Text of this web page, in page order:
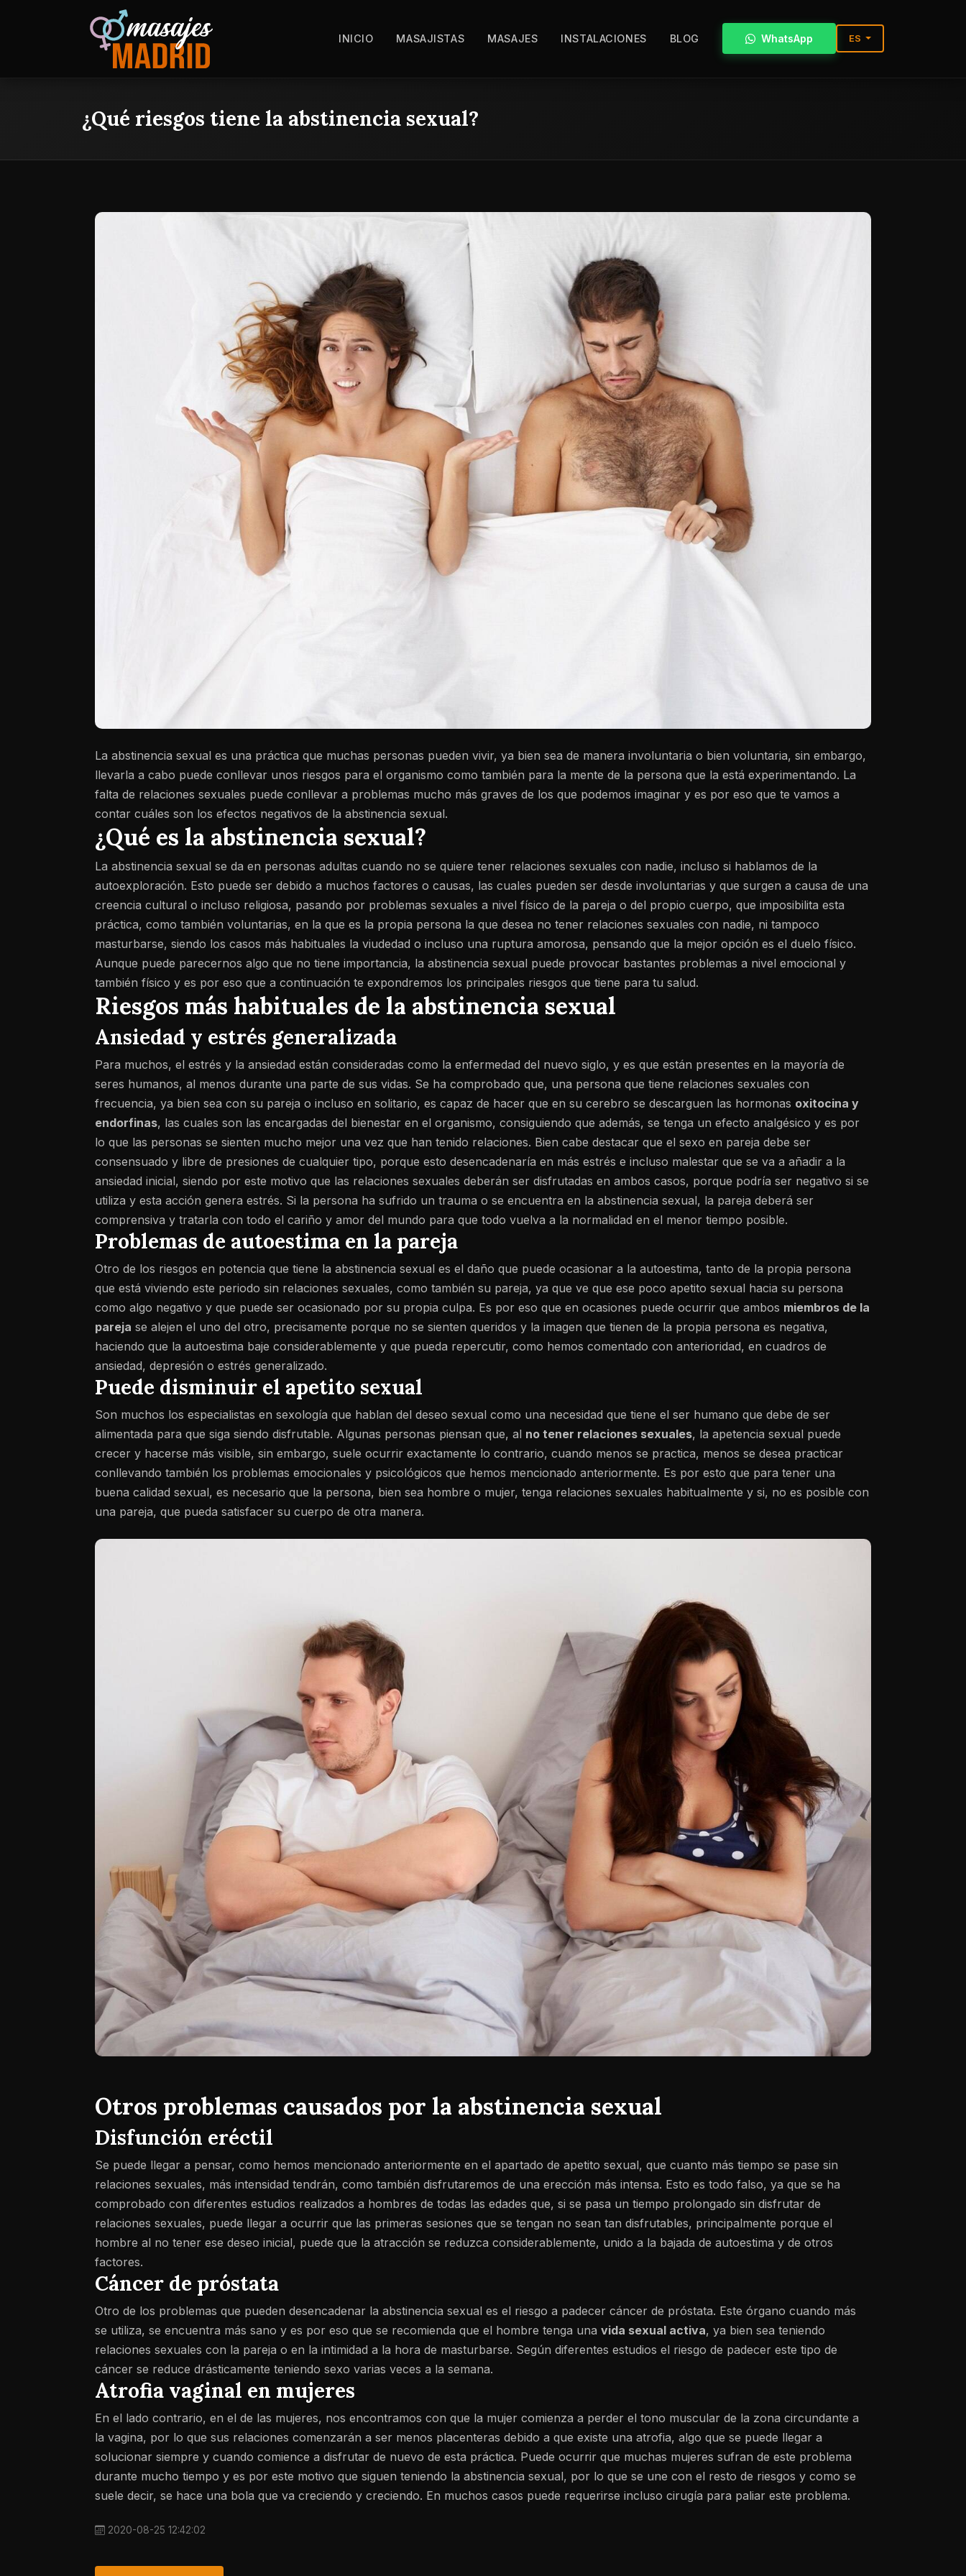
INICIO MASAJISTAS MASAJES INSTALACIONES BLOG WhatsApp ES
¿Qué riesgos tiene la abstinencia sexual?
La abstinencia sexual es una práctica que muchas personas pueden vivir, ya bien sea de manera involuntaria o bien voluntaria, sin embargo,
llevarla a cabo puede conllevar unos riesgos para el organismo como también para la mente de la persona que la está experimentando. La
falta de relaciones sexuales puede conllevar a problemas mucho más graves de los que podemos imaginar y es por eso que te vamos a
contar cuáles son los efectos negativos de la abstinencia sexual.
¿Qué es la abstinencia sexual?
La abstinencia sexual se da en personas adultas cuando no se quiere tener relaciones sexuales con nadie, incluso si hablamos de la
autoexploración. Esto puede ser debido a muchos factores o causas, las cuales pueden ser desde involuntarias y que surgen a causa de una
creencia cultural o incluso religiosa, pasando por problemas sexuales a nivel físico de la pareja o del propio cuerpo, que imposibilita esta
práctica, como también voluntarias, en la que es la propia persona la que desea no tener relaciones sexuales con nadie, ni tampoco
masturbarse, siendo los casos más habituales la viudedad o incluso una ruptura amorosa, pensando que la mejor opción es el duelo físico.
Aunque puede parecernos algo que no tiene importancia, la abstinencia sexual puede provocar bastantes problemas a nivel emocional y
también físico y es por eso que a continuación te expondremos los principales riesgos que tiene para tu salud.
Riesgos más habituales de la abstinencia sexual
Ansiedad y estrés generalizada
Para muchos, el estrés y la ansiedad están consideradas como la enfermedad del nuevo siglo, y es que están presentes en la mayoría de
seres humanos, al menos durante una parte de sus vidas. Se ha comprobado que, una persona que tiene relaciones sexuales con
frecuencia, ya bien sea con su pareja o incluso en solitario, es capaz de hacer que en su cerebro se descarguen las hormonas oxitocina y
endorfinas, las cuales son las encargadas del bienestar en el organismo, consiguiendo que además, se tenga un efecto analgésico y es por
lo que las personas se sienten mucho mejor una vez que han tenido relaciones. Bien cabe destacar que el sexo en pareja debe ser
consensuado y libre de presiones de cualquier tipo, porque esto desencadenaría en más estrés e incluso malestar que se va a añadir a la
ansiedad inicial, siendo por este motivo que las relaciones sexuales deberán ser disfrutadas en ambos casos, porque podría ser negativo si se
utiliza y esta acción genera estrés. Si la persona ha sufrido un trauma o se encuentra en la abstinencia sexual, la pareja deberá ser
comprensiva y tratarla con todo el cariño y amor del mundo para que todo vuelva a la normalidad en el menor tiempo posible.
Problemas de autoestima en la pareja
Otro de los riesgos en potencia que tiene la abstinencia sexual es el daño que puede ocasionar a la autoestima, tanto de la propia persona
que está viviendo este periodo sin relaciones sexuales, como también su pareja, ya que ve que ese poco apetito sexual hacia su persona
como algo negativo y que puede ser ocasionado por su propia culpa. Es por eso que en ocasiones puede ocurrir que ambos miembros de la
pareja se alejen el uno del otro, precisamente porque no se sienten queridos y la imagen que tienen de la propia persona es negativa,
haciendo que la autoestima baje considerablemente y que pueda repercutir, como hemos comentado con anterioridad, en cuadros de
ansiedad, depresión o estrés generalizado.
Puede disminuir el apetito sexual
Son muchos los especialistas en sexología que hablan del deseo sexual como una necesidad que tiene el ser humano que debe de ser
alimentada para que siga siendo disfrutable. Algunas personas piensan que, al no tener relaciones sexuales, la apetencia sexual puede
crecer y hacerse más visible, sin embargo, suele ocurrir exactamente lo contrario, cuando menos se practica, menos se desea practicar
conllevando también los problemas emocionales y psicológicos que hemos mencionado anteriormente. Es por esto que para tener una
buena calidad sexual, es necesario que la persona, bien sea hombre o mujer, tenga relaciones sexuales habitualmente y si, no es posible con
una pareja, que pueda satisfacer su cuerpo de otra manera.
Otros problemas causados por la abstinencia sexual
Disfunción eréctil
Se puede llegar a pensar, como hemos mencionado anteriormente en el apartado de apetito sexual, que cuanto más tiempo se pase sin
relaciones sexuales, más intensidad tendrán, como también disfrutaremos de una erección más intensa. Esto es todo falso, ya que se ha
comprobado con diferentes estudios realizados a hombres de todas las edades que, si se pasa un tiempo prolongado sin disfrutar de
relaciones sexuales, puede llegar a ocurrir que las primeras sesiones que se tengan no sean tan disfrutables, principalmente porque el
hombre al no tener ese deseo inicial, puede que la atracción se reduzca considerablemente, unido a la bajada de autoestima y de otros
factores.
Cáncer de próstata
Otro de los problemas que pueden desencadenar la abstinencia sexual es el riesgo a padecer cáncer de próstata. Este órgano cuando más
se utiliza, se encuentra más sano y es por eso que se recomienda que el hombre tenga una vida sexual activa, ya bien sea teniendo
relaciones sexuales con la pareja o en la intimidad a la hora de masturbarse. Según diferentes estudios el riesgo de padecer este tipo de
cáncer se reduce drásticamente teniendo sexo varias veces a la semana.
Atrofia vaginal en mujeres
En el lado contrario, en el de las mujeres, nos encontramos con que la mujer comienza a perder el tono muscular de la zona circundante a
la vagina, por lo que sus relaciones comenzarán a ser menos placenteras debido a que existe una atrofia, algo que se puede llegar a
solucionar siempre y cuando comience a disfrutar de nuevo de esta práctica. Puede ocurrir que muchas mujeres sufran de este problema
durante mucho tiempo y es por este motivo que siguen teniendo la abstinencia sexual, por lo que se une con el resto de riesgos y como se
suele decir, se hace una bola que va creciendo y creciendo. En muchos casos puede requerirse incluso cirugía para paliar este problema.
2020-08-25 12:42:02